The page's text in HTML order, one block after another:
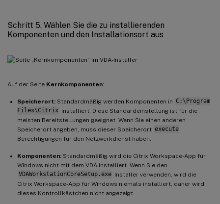
Schritt 5. Wählen Sie die zu installierenden
Komponenten und den Installationsort aus
Auf der Seite Kernkomponenten:
Speicherort: Standardmäßig werden Komponenten in C:\Program
Files\Citrix installiert. Diese Standardeinstellung ist für die
meisten Bereitstellungen geeignet. Wenn Sie einen anderen
Speicherort angeben, muss dieser Speicherort execute
Berechtigungen für den Netzwerkdienst haben.
Komponenten: Standardmäßig wird die Citrix Workspace-App für
Windows nicht mit dem VDA installiert. Wenn Sie den
VDAWorkstationCoreSetup.exe Installer verwenden, wird die
Citrix Workspace-App für Windows niemals installiert, daher wird
dieses Kontrollkästchen nicht angezeigt.